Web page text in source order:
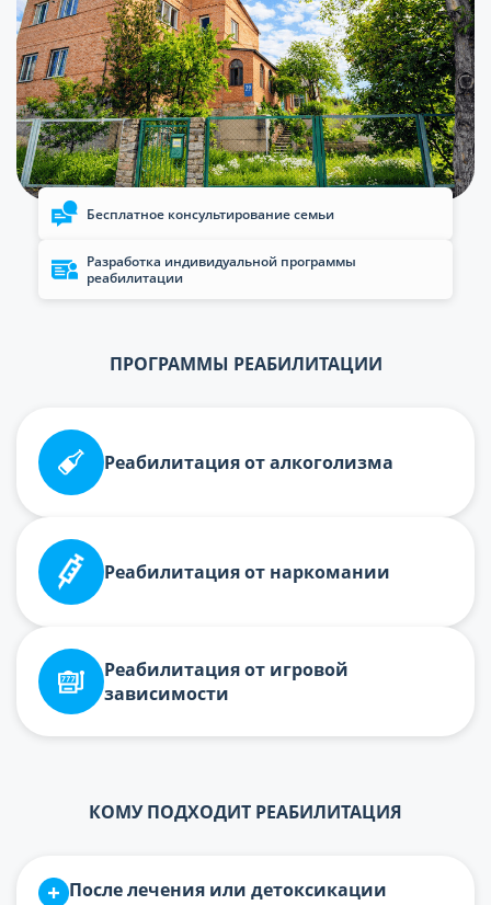
Бесплатное консультирование семьи
Разработка индивидуальной программы
реабилитации
ПРОГРАММЫ РЕАБИЛИТАЦИИ
Реабилитация от алкоголизма
Реабилитация от наркомании
Реабилитация от игровой
зависимости
КОМУ ПОДХОДИТ РЕАБИЛИТАЦИЯ
После лечения или детоксикации